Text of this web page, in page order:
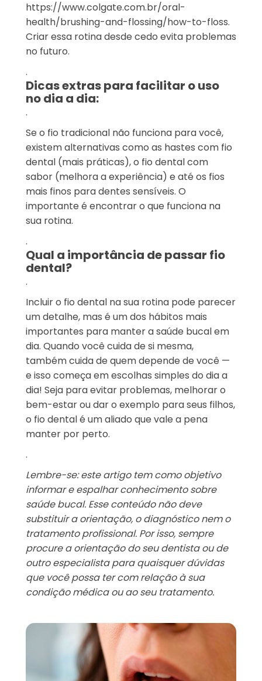
https://www.colgate.com.br/oral-
health/brushing-and-flossing/how-to-floss.
Criar essa rotina desde cedo evita problemas
no futuro.
.
Dicas extras para facilitar o uso
no dia a dia:
.
Se o fio tradicional não funciona para você,
existem alternativas como as hastes com fio
dental (mais práticas), o fio dental com
sabor (melhora a experiência) e até os fios
mais finos para dentes sensíveis. O
importante é encontrar o que funciona na
sua rotina.
.
Qual a importância de passar fio
dental?
.
Incluir o fio dental na sua rotina pode parecer
um detalhe, mas é um dos hábitos mais
importantes para manter a saúde bucal em
dia. Quando você cuida de si mesma,
também cuida de quem depende de você —
e isso começa em escolhas simples do dia a
dia! Seja para evitar problemas, melhorar o
bem-estar ou dar o exemplo para seus filhos,
o fio dental é um aliado que vale a pena
manter por perto.
.
Lembre-se: este artigo tem como objetivo
informar e espalhar conhecimento sobre
saúde bucal. Esse conteúdo não deve
substituir a orientação, o diagnóstico nem o
tratamento profissional. Por isso, sempre
procure a orientação do seu dentista ou de
outro especialista para quaisquer dúvidas
que você possa ter com relação à sua
condição médica ou ao seu tratamento.